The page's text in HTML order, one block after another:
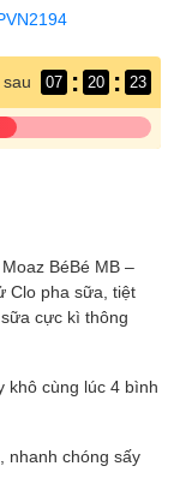
07 : 20 : 22
BéBé MB –
Clo pha sữa, tiệt
cực kì thông
khô cùng lúc 4 bình
nhanh chóng sấy